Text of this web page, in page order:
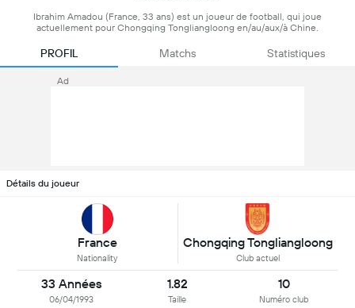
Ibrahim Amadou (France, 33 ans) est un joueur de football, qui joue
actuellement pour Chongqing Tongliangloong en/au/aux/à Chine.
PROFIL Matchs Statistiques
Ad
Détails du joueur
France
Nationality
Chongqing Tongliangloong
Club actuel
33 Années
06/04/1993
1.82
Taille
10
Numéro club